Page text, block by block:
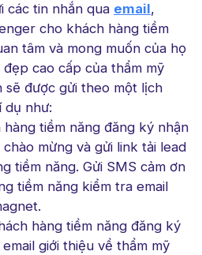
các tin nhắn qua email,
cho khách hàng tiềm
tâm và mong muốn của họ
cao cấp của thẩm mỹ
sẽ được gửi theo một lịch
dụ như:
tiềm năng đăng ký nhận
chào mừng và gửi link tải lead
tiềm năng. Gửi SMS cảm ơn
tiềm năng kiểm tra email
hàng tiềm năng đăng ký
giới thiệu về thẩm mỹ